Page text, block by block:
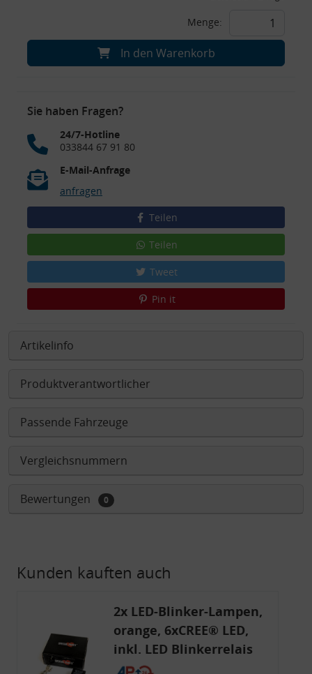
Menge:
In den Warenkorb
Sie haben Fragen?
24/7-Hotline
033844 67 91 80
E-Mail-Anfrage
anfragen
Teilen
Teilen
Tweet
Pin it
Artikelinfo
Produktverantwortlicher
Passende Fahrzeuge
Vergleichsnummern
Bewertungen 0
Kunden kauften auch
2x LED-Blinker-Lampen,
orange, 6xCREE® LED,
inkl. LED Blinkerrelais
CF 14